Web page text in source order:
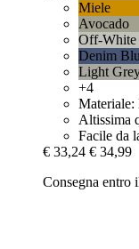
Miele
Avocado
Off-White
Denim
Light
+4
Materiale:
Altissima
Facile da
€ 33,24 € 34,99
Consegna entro